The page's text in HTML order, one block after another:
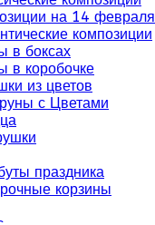
на 14 февраля
композиции
в боксах
в коробочке
из цветов
с Цветами
праздника
корзины